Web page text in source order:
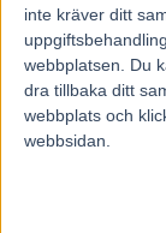
inte kräver ditt
webbplatsen. Du
dra tillbaka ditt
webbplats och
webbsidan.